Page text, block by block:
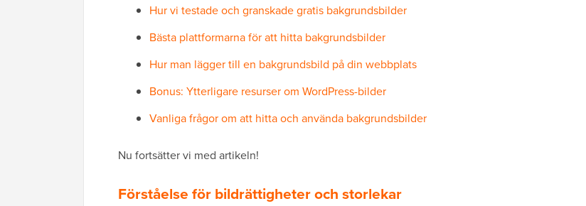
Hur vi testade och granskade gratis bakgrundsbilder
Bästa plattformarna för att hitta bakgrundsbilder
Hur man lägger till en bakgrundsbild på din webbplats
Bonus: Ytterligare resurser om WordPress-bilder
Vanliga frågor om att hitta och använda bakgrundsbilder
Nu fortsätter vi med artikeln!
Förståelse för bildrättigheter och storlekar